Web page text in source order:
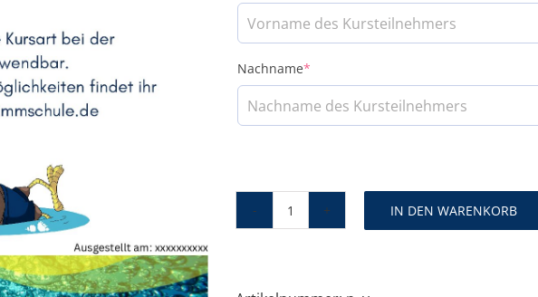
Nachname*
WertgutscheineIN DEN WARENKORB